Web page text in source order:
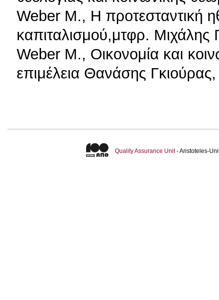
Weber M., Η προτεσταντική
καπιταλισμού,μτφρ.
Weber M., Οικονομία και
επιμέλεια Θανάσης
Quality Assurance Unit- Aristoteles-